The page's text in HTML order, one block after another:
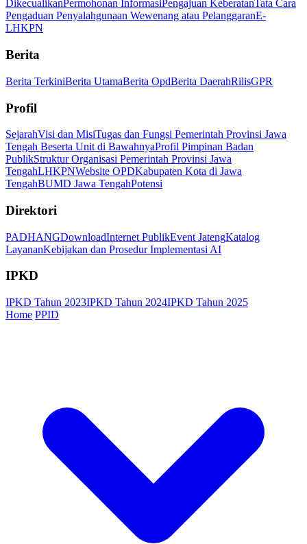
DikecualikanPermohonan InformasiPengajuan KeberatanTata Cara
Pengaduan Penyalahgunaan Wewenang atau PelanggaranE-
LHKPN
Berita
Berita TerkiniBerita UtamaBerita OpdBerita DaerahRilisGPR
Profil
SejarahVisi dan MisiTugas dan Fungsi Pemerintah Provinsi Jawa
Tengah Beserta Unit di BawahnyaProfil Pimpinan Badan
PublikStruktur Organisasi Pemerintah Provinsi Jawa
TengahLHKPNWebsite OPDKabupaten Kota di Jawa
TengahBUMD Jawa TengahPotensi
Direktori
PADHANGDownloadInternet PublikEvent JatengKatalog
LayananKebijakan dan Prosedur Implementasi AI
IPKD
IPKD Tahun 2023IPKD Tahun 2024IPKD Tahun 2025
Home PPID